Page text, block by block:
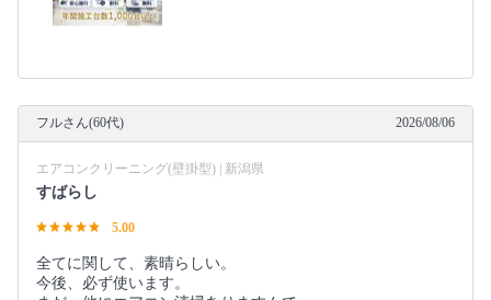
フルさん(60代) 2026/08/06
エアコンクリーニング(壁掛型) | 新潟県
すばらし
5.00
全てに関して、素晴らしい。
今後、必ず使います。